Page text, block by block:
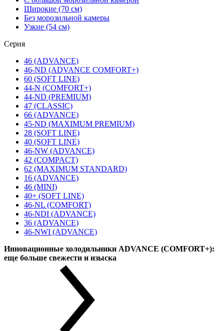
Широкие (70 см)
Без морозильной камеры
Узкие (54 см)
Серия
46 (ADVANCE)
46-ND (ADVANCE COMFORT+)
60 (SOFT LINE)
44-N (COMFORT+)
44-ND (PREMIUM)
47 (CLASSIC)
66 (ADVANCE)
45-ND (MAXIMUM PREMIUM)
28 (SOFT LINE)
40 (SOFT LINE)
46-NW (ADVANCE)
42 (COMPACT)
62 (MAXIMUM STANDARD)
16 (ADVANCE)
46 (MINI)
40+ (SOFT LINE)
46-NL (COMFORT)
46-NDI (ADVANCE)
36 (ADVANCE)
46-NWI (ADVANCE)
Инновационные холодильники ADVANCE (COMFORT+):
еще больше свежести и изыска